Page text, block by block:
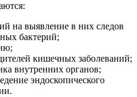
на выявление в них следов
бактерий;
кишечных заболеваний;
внутренних органов;
эндоскопического